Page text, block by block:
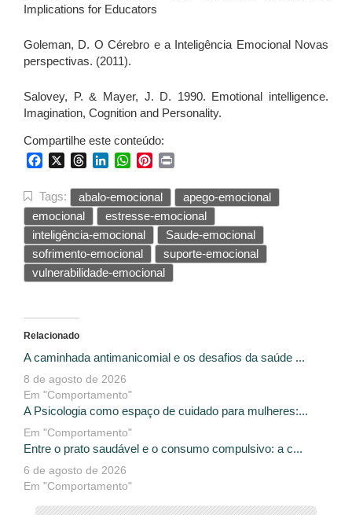
Implications for Educators
Goleman, D. O Cérebro e a Inteligência Emocional Novas
perspectivas. (2011).
Salovey, P. & Mayer, J. D. 1990. Emotional intelligence.
Imagination, Cognition and Personality.
Compartilhe este conteúdo:
FacebookThreadsLinkedInWhatsApp
Pinterest
Tags: abalo-emocional
apego-emocional
emocional
estresse-emocional
inteligência-emocional
Saude-emocional
sofrimento-emocional
suporte-emocional
vulnerabilidade-emocional
Relacionado
A caminhada antimanicomial e os desafios da saúde ...
8 de agosto de 2026
Em "Comportamento"
A Psicologia como espaço de cuidado para mulheres:...
Em "Comportamento"
Entre o prato saudável e o consumo compulsivo: a c...
6 de agosto de 2026
Em "Comportamento"